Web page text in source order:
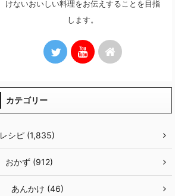
けないおいしい料理をお伝えすることを目指
します。
カテゴリー
レシピ (1,835)
おかず (912)
あんかけ (46)